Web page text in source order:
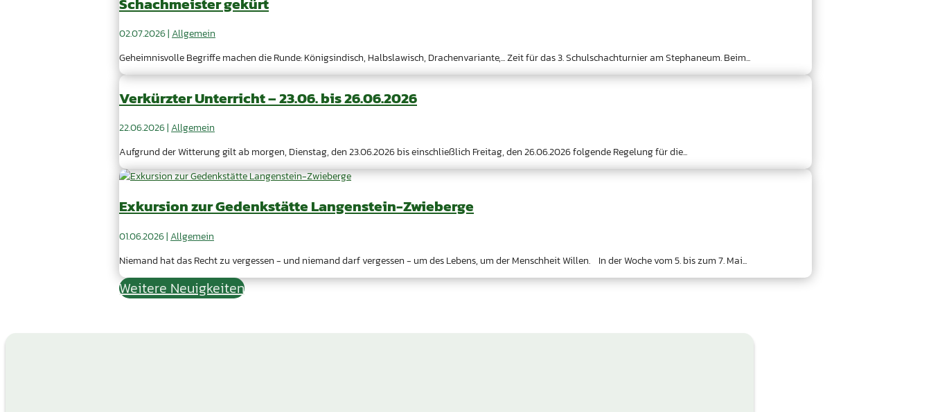
02.07.2026|Allgemein
Geheimnisvolle Begriffe machen die Runde: Königsindisch, Halbslawisch, Drachenvariante,... Zeit für das 3. Schulschachturnier am Stephaneum. Beim...
Verkürzter Unterricht – 23.06. bis 26.06.2026
22.06.2026|Allgemein
Aufgrund der Witterung gilt ab morgen, Dienstag, den 23.06.2026 bis einschließlich Freitag, den 26.06.2026 folgende Regelung für die...
Exkursion zur Gedenkstätte Langenstein-Zwieberge
01.06.2026|Allgemein
Niemand hat das Recht zu vergessen - und niemand darf vergessen - um des Lebens, um der Menschheit Willen. In der Woche vom 5. bis zum 7. Mai...
Weitere Neuigkeiten